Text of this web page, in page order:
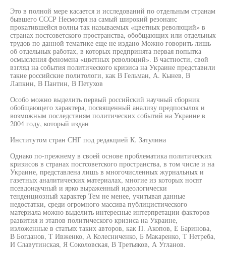
Это в полной мере касается и исследований по отдельным странам
бывшего СССР Несмотря на самый широкий резонанс
прокатившейся волны так называемых «цветных революций» в
странах постсоветского пространства, обобщающих или отдельных
трудов по данной тематике еще не издано Можно говорить лишь
об отдельных работах, в которых предпринята первая попытка
осмысления феномена «цветных революций». В частности, свой
взгляд на события политического кризиса на Украине представили
такие российские политологи, как В Гельман, А. Кынев, В
Лапкин, В Пантин, В Петухов
Особо можно выделить первый российский научный сборник
обобщающего характера, посвященный анализу предпосылок и
возможным последствиям политических событий на Украине в
2004 году, который издан
Институтом стран СНГ под редакцией К. Затулина
Однако по-прежнему в своей основе проблематика политических
кризисов в странах постсоветского пространства, в том числе и на
Украине, представлена лишь в многочисленных журнальных и
газетных аналитических материалах, многие из которых носят
псевдонаучный и ярко выраженный идеологически
тенденциозный характер Тем не менее, учитывая данные
недостатки, среди огромного массива публицистического
материала можно выделить интересные интерпретации факторов
развития и этапов политического кризиса на Украине,
изложенные в статьях таких авторов, как П. Акопов, Е Баринова,
В Богданов, Т Ивженко, А Колесниченко, Б Макаренко, Т Нетреба,
И Славутинская, Я Соколовская, В Третьяков, А Угланов.